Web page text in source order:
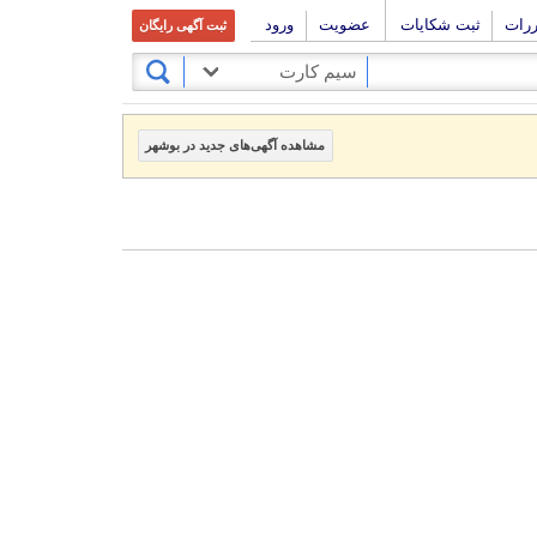
ثبت شکایات عضویت ورود ثبت آگهی رایگان
سیم کارت
مشاهده آگهی‌های جدید در بوشهر